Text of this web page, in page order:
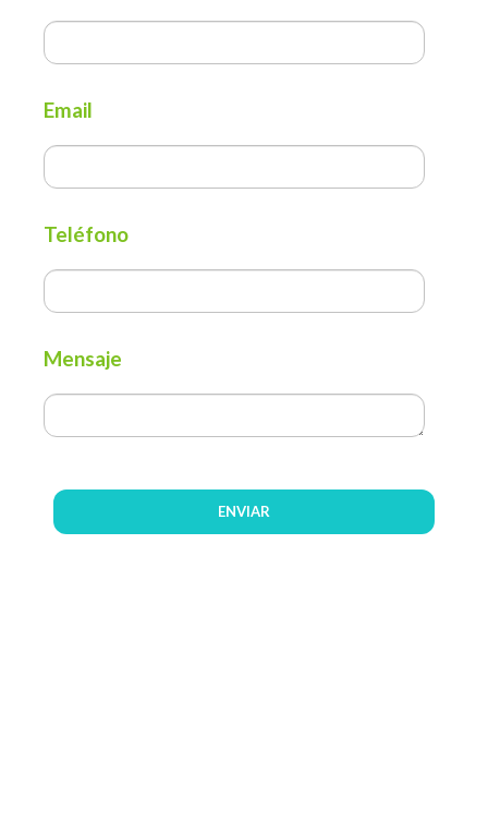
Email
Teléfono
Mensaje